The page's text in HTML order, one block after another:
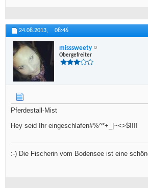
24.08.2013, 08:46
misssweety
Obergefreiter
Pferdestall-Mist
Hey seid Ihr eingeschlafen#%^*+_|~<>$!!!!
:-) Die Fischerin vom Bodensee ist eine